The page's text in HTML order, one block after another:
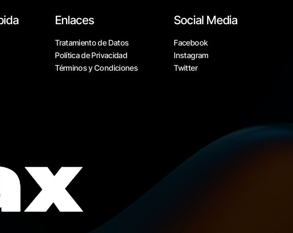
Enlaces
Tratamiento de Datos
Política de Privacidad
Términos y Condiciones
Social Media
Facebook
Instagram
Twitter